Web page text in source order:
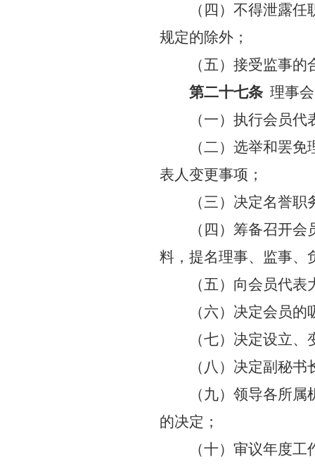
（四）不得泄露
规定的除外；
（五）接受监事
第二十七条 理事
（一）执行会员
（二）选举和罢
表人变更事项 ；
（三）决定名誉职
（四）筹备召开
料，提名理事、监事、
（五）向会员代
（六）决定会员
（七）决定设立
（八）决定副秘
（九）领导各所
的决定；
（十）审议年度